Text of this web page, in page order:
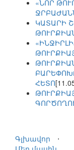
«ՆՈՐ
ԿԱՏԱՐԻ
ՀԵՏՈ
Գլխավոր
⋅